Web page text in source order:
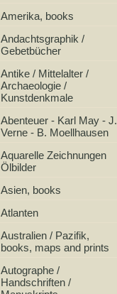
Amerika, books
Andachtsgraphik /
Gebetbücher
Antike / Mittelalter /
Archaeologie /
Kunstdenkmale
Abenteuer - Karl May - J.
Verne - B. Moellhausen
Aquarelle Zeichnungen
Ölbilder
Asien, books
Atlanten
Australien / Pazifik,
books, maps and prints
Autographe /
Handschriften /